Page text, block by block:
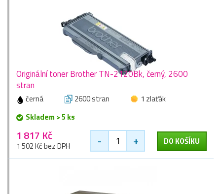
Originální toner Brother TN-2120Bk, černý, 2600
stran
černá 2600 stran
1 zlaťák
Skladem > 5 ks
1 817 Kč
1 502 Kč bez DPH - + DO KOŠÍKU